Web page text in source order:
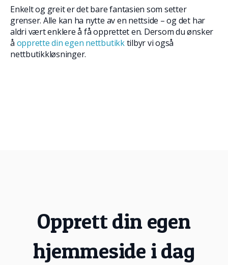
Enkelt og greit er det bare fantasien som setter
grenser. Alle kan ha nytte av en nettside – og det har
aldri vært enklere å få opprettet en. Dersom du ønsker
å opprette din egen nettbutikktilbyr vi også
nettbutikkløsninger.
Opprett din egen
hjemmeside i dag